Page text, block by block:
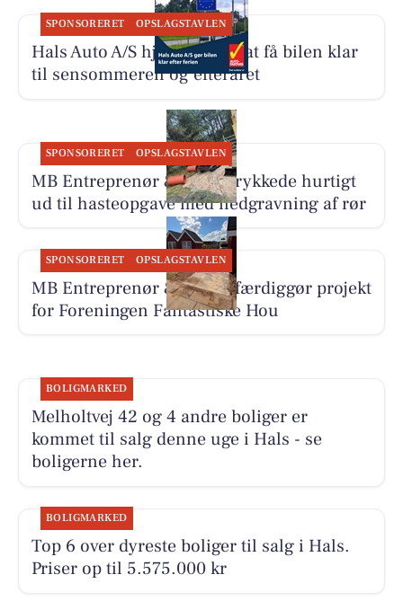
SPONSORERET OPSLAGSTAVLEN
Hals Auto A/S hjælper med at få bilen klar
til sensommeren og efteråret
SPONSORERET OPSLAGSTAVLEN
MB Entreprenør & Anlæg rykkede hurtigt
ud til hasteopgave med nedgravning af rør
SPONSORERET OPSLAGSTAVLEN
MB Entreprenør & Anlæg færdiggør projekt
for Foreningen Fantastiske Hou
BOLIGMARKED
Melholtvej 42 og 4 andre boliger er
kommet til salg denne uge i Hals - se
boligerne her.
BOLIGMARKED
Top 6 over dyreste boliger til salg i Hals.
Priser op til 5.575.000 kr